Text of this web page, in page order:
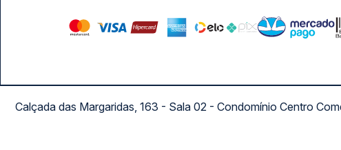
Calçada das Margaridas, 163 - Sala 02 - Condomínio Centro